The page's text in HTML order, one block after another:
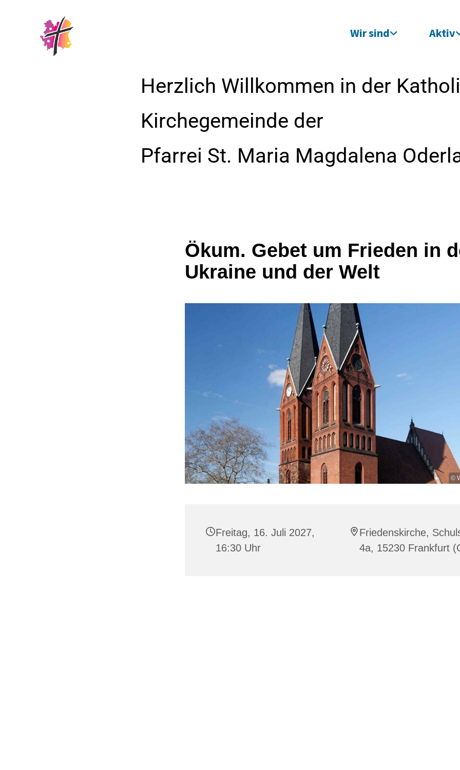
Wir sind Aktiv
Herzlich Willkommen in der
Kirchegemeinde der
Pfarrei St. Maria Magdalena
Ökum. Gebet um Frieden in
Ukraine und der Welt
©
Freitag, 16. Juli 2027,
16:30 Uhr
Friedenskirche,
4a, 15230 Frankfurt